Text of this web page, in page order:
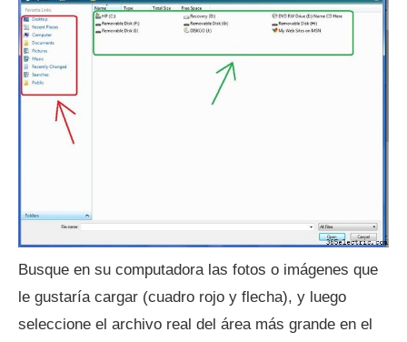
Busque en su computadora las fotos o imágenes que
le gustaría cargar (cuadro rojo y flecha), y luego
seleccione el archivo real del área más grande en el